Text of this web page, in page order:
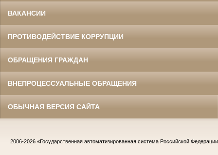
ВАКАНСИИ
ПРОТИВОДЕЙСТВИЕ КОРРУПЦИИ
ОБРАЩЕНИЯ ГРАЖДАН
ВНЕПРОЦЕССУАЛЬНЫЕ ОБРАЩЕНИЯ
ОБЫЧНАЯ ВЕРСИЯ САЙТА
2006-2026 «Государственная автоматизированная система Российской